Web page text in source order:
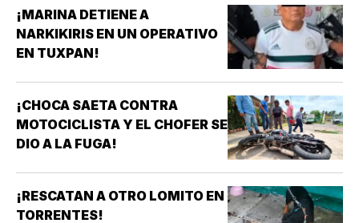
¡MARINA DETIENE A
NARKIKIRIS EN UN OPERATIVO
EN TUXPAN!
¡CHOCA SAETA CONTRA
MOTOCICLISTA Y EL CHOFER SE
DIO A LA FUGA!
¡RESCATAN A OTRO LOMITO EN
TORRENTES!